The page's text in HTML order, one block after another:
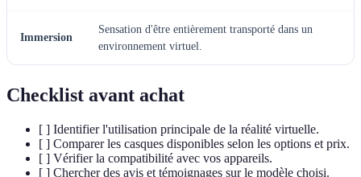
Immersion
Sensation d'être entièrement transporté dans un
environnement virtuel.
Checklist avant achat
[ ] Identifier l'utilisation principale de la réalité virtuelle.
[ ] Comparer les casques disponibles selon les options et prix.
[ ] Vérifier la compatibilité avec vos appareils.
[ ] Chercher des avis et témoignages sur le modèle choisi.